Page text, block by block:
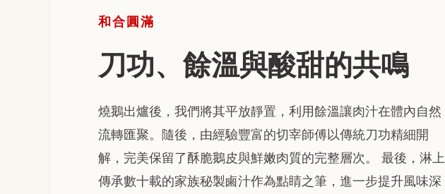
和合圓滿
刀功、餘溫與酸甜的共鳴
燒鵝出爐後，我們將其平放靜置，利用餘溫讓肉汁在體內自然
流轉匯聚。隨後，由經驗豐富的切宰師傅以傳統刀功精細開
解，完美保留了酥脆鵝皮與鮮嫩肉質的完整層次。 最後，淋上
傳承數十載的家族秘製鹵汁作為點睛之筆，進一步提升風味深